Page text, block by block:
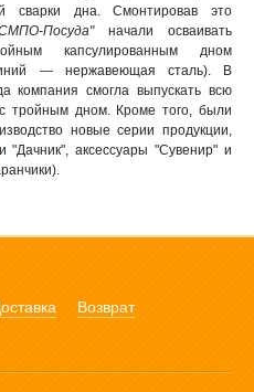
сварки дна. Смонтировав это
Посуда"начали осваивать
капсулированным дном
— нержавеющая сталь). В
компания смогла выпускать всю
тройным дном. Кроме того, были
новые серии продукции,
"Дачник", аксессуары "Сувенир" и
Возврат